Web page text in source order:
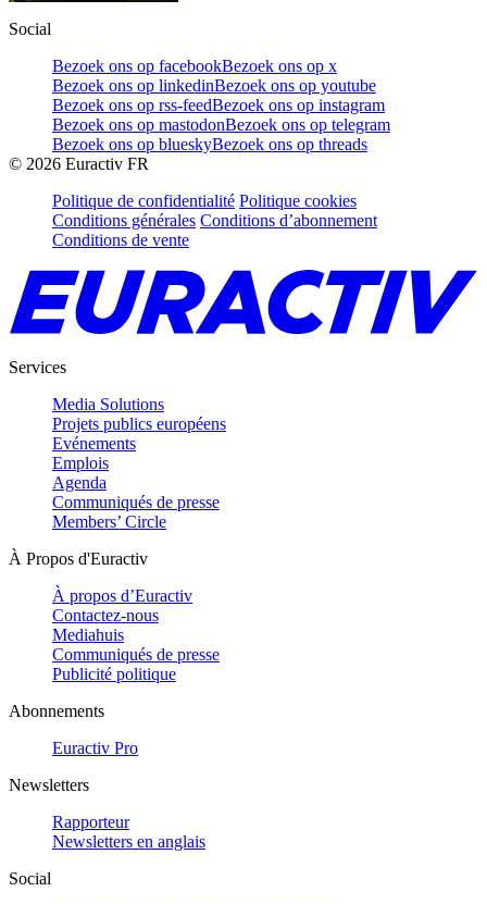
Social
Bezoek ons op facebookBezoek ons op x
Bezoek ons op linkedinBezoek ons op youtube
Bezoek ons op rss-feedBezoek ons op instagram
Bezoek ons op mastodonBezoek ons op telegram
Bezoek ons op blueskyBezoek ons op threads
© 2026 Euractiv FR
Politique de confidentialité Politique cookies
Conditions générales Conditions d’abonnement
Conditions de vente
Services
Media Solutions
Projets publics européens
Evénements
Emplois
Agenda
Communiqués de presse
Members’ Circle
À Propos d'Euractiv
À propos d’Euractiv
Contactez-nous
Mediahuis
Communiqués de presse
Publicité politique
Abonnements
Euractiv Pro
Newsletters
Rapporteur
Newsletters en anglais
Social